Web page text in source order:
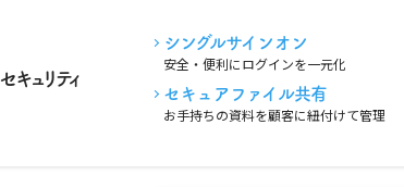
セキュリティ
シングルサインオン
安全・便利にログインを一元化
セキュアファイル共有
お手持ちの資料を顧客に紐付けて管理